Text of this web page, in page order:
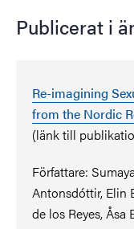
Publicerat i
Re-imagining
from the Nordic
(länk till
Författare:
Antonsdóttir, Elin
de los Reyes,